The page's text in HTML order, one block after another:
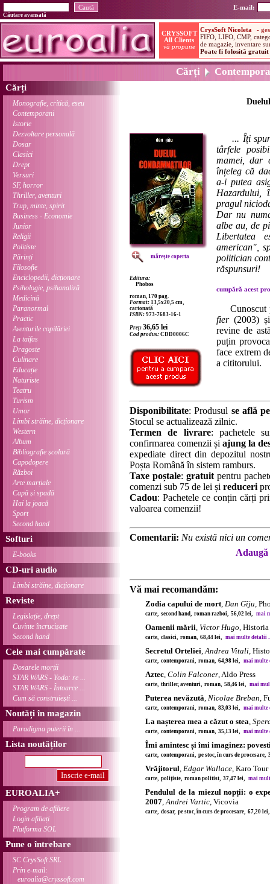
E-mail:
Căutare avansată
Cărți
Cărți
Monografie, critică, eseu
Contemporani
Istorie
Dezvoltare personală
Dosar
Clasici
Drept
Versuri
SF, horror
Thriller, aventuri
Trup, minte, spirit
Business - Economie
Junior
Religii
Polițiste
Părinți
Filosofie
Enciclopedii, dicționare
Psihologie, psihanaliză
Medicină
Paranormal
Practic
Aventurile copilăriei
La taifas
Dragoste
Culinare
Educație
Naturiste
Teatru
Turism
Umor
Limbi străine, dicționare
Western
Album
Bibliografie școlară
Capodopere
Război
Arte marțiale
Capă și spadă
Hai la joacă
Sport
Second hand
Softuri
E-books
CD-uri audio
Limbi străine, dicționare
Reviste
Legislație, drept
Cuvinte încrucișate
Second hand
Cele mai cumpărate
Dosarele morții
STAR WARS - Yoda: re ...
STAR WARS - Întoarce ...
Cum să construiești ...
Noutăți în magazin
Paradigma puterii în ...
Lista noutăților
EUROALIA+
Program de afiliere
Login afiliați
Platforma SOL
Pune o întrebare
SC CrysSoft SRL
Prin e-mail:
euroalia@cryssoft.com
mărește coperta
Editura:
Phobos
roman, 170 pag.
Format: 13,5x20,5 cm,
cartonată
ISBN: 973-7683-16-1
Preț: 36,65 lei
Cod produs: CDD0006C
... Îți
târfele
mamei, dar
înțeleg că
a-i putea
Hazardului,
pragul
Dar nu
albe au, de
Libertatea
american",
politician
răspunsuri!
cumpără acest
Cunoscut
fier(2003)
revine de
puțin
face extrem
a cititorului.
Disponibilitate: Produsul se află
Stocul se actualizează zilnic.
Termen de livrare: pachetele
confirmarea comenzii șiajung la
expediate direct din depozitul
Poșta Română în sistem ramburs.
Taxe poștale: gratuitpentru
comenzi sub 75 de lei și reduceri
Cadou: Pachetele ce conțin cărți
valoarea comenzii!
Comentarii: Nu există nici un
Vă mai recomandăm:
Zodia capului de mort, Dan Gîju,
carte, second hand, roman razboi, 56,02 lei, mai
Oamenii mării, Victor Hugo, Historia
carte, clasici, roman, 68,44 lei, mai multe detalii
Secretul Orteliei,Andrea Vitali,
carte, contemporani, roman, 64,98 lei, mai multe
Aztec, Colin Falconer, Aldo Press
carte, thriller, aventuri, roman, 58,46 lei, mai
Puterea nevăzută, Nicolae Breban,
carte, contemporani, roman, 83,03 lei, mai multe
La nașterea mea a căzut o stea,
carte, contemporani, roman, 35,13 lei, mai multe
Îmi amintesc și îmi imaginez:
carte, contemporani, pe stoc, în curs de
Vrăjitorul, Edgar Wallace, Karo Tour
carte, polițiste, roman politist, 37,47 lei, mai
Pendulul de la miezul nopții: o
2007,Andrei Vartic, Vicovia
carte, dosar, pe stoc, în curs de procesare, 67,20